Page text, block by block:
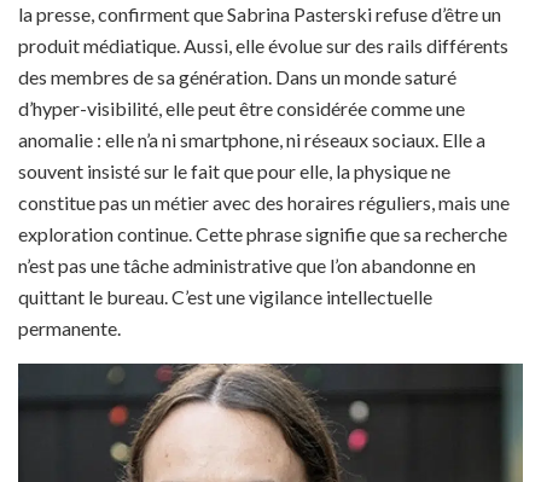
la presse, confirment que Sabrina Pasterski refuse d’être un
produit médiatique. Aussi, elle évolue sur des rails différents
des membres de sa génération. Dans un monde saturé
d’hyper-visibilité, elle peut être considérée comme une
anomalie : elle n’a ni smartphone, ni réseaux sociaux. Elle a
souvent insisté sur le fait que pour elle, la physique ne
constitue pas un métier avec des horaires réguliers, mais une
exploration continue. Cette phrase signifie que sa recherche
n’est pas une tâche administrative que l’on abandonne en
quittant le bureau. C’est une vigilance intellectuelle
permanente.